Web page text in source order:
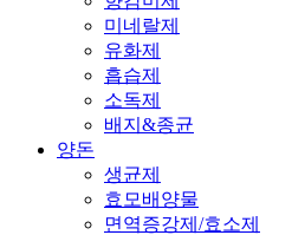
미네랄제
유화제
흡습제
소독제
배지&종균
양돈
생균제
효모배양물
면역증강제/효소제